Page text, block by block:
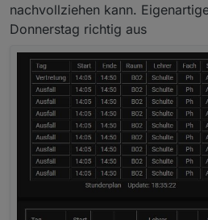
nachvollziehen kann.
Donnerstag richtig aus